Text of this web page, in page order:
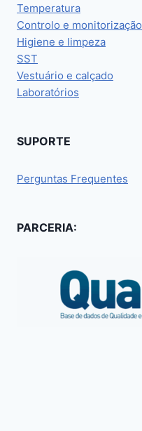
Temperatura
Controlo e monitorização
Higiene e limpeza
SST
Vestuário e calçado
Laboratórios
SUPORTE
Perguntas Frequentes
PARCERIA: